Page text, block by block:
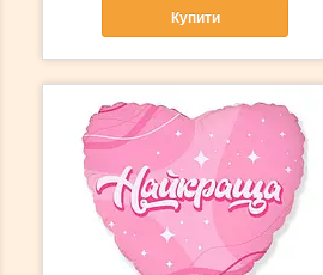
Купити